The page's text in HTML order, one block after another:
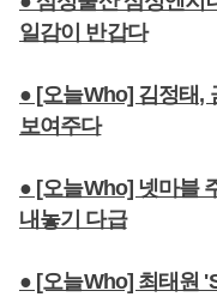
일감이 반갑다
● [오늘Who] 김정태,
보여주다
● [오늘Who] 넷마블
내놓기 다급
● [오늘Who] 최태원